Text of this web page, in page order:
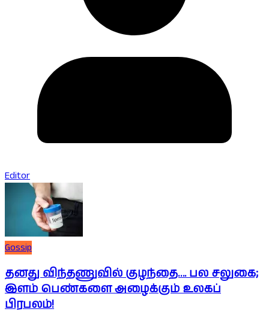
Editor
Gossip
தனது விந்தணுவில் குழந்தை…. பல சலுகை;
இளம் பெண்களை அழைக்கும் உலகப்
பிரபலம்!